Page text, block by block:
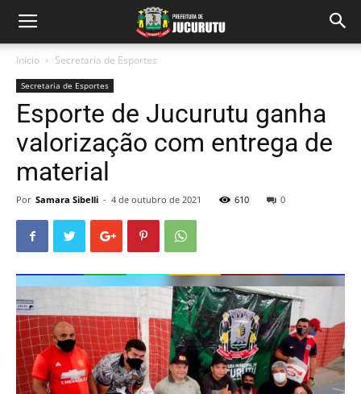
Início Secretaria de Esportes
Secretaria de Esportes
Esporte de Jucurutu ganha
valorização com entrega de
material
Por Samara Sibelli - 4 de outubro de 2021 610 0